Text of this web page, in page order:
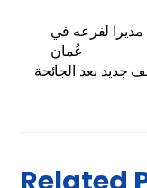
مديرا لفرعه في
عُمان